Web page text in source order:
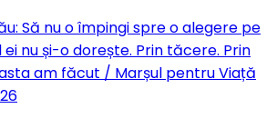
Să nu o împingi spre o alegere pe
nu și-o dorește. Prin tăcere. Prin
am făcut / Marșul pentru Viață